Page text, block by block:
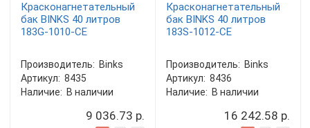
Красконагнетательный
бак BINKS 40 литров
183G-1010-CE
Производитель: Binks
Артикул: 8435
Наличие: В наличии
9 036.73 р.
Красконагнетательный
бак BINKS 40 литров
183S-1012-CE
Производитель: Binks
Артикул: 8436
Наличие: В наличии
16 242.58 р.